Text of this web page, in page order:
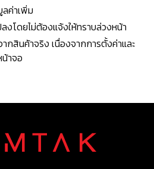
ค่าเพิ่ม
งโดยไม่ต้องแจ้งให้ทราบล่วงหน้า
กสินค้าจริง เนื่องจากการตั้งค่าและ
าจอ